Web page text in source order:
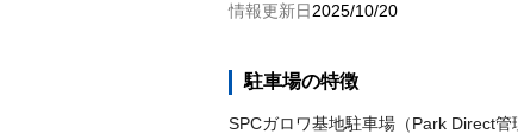
情報更新日2025/10/20
駐車場の特徴
SPCガロワ基地駐車場（Park Direct